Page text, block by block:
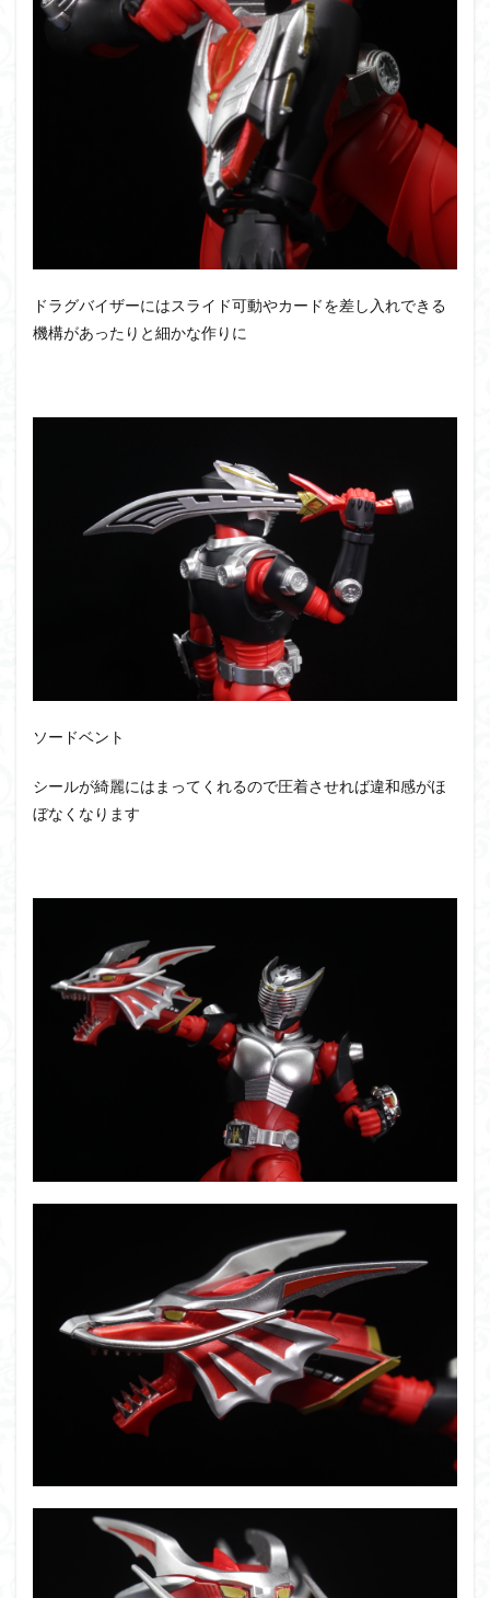
ドラグバイザーにはスライド可動やカードを差し入れできる
機構があったりと細かな作りに
ソードベント
シールが綺麗にはまってくれるので圧着させれば違和感がほ
ぼなくなります